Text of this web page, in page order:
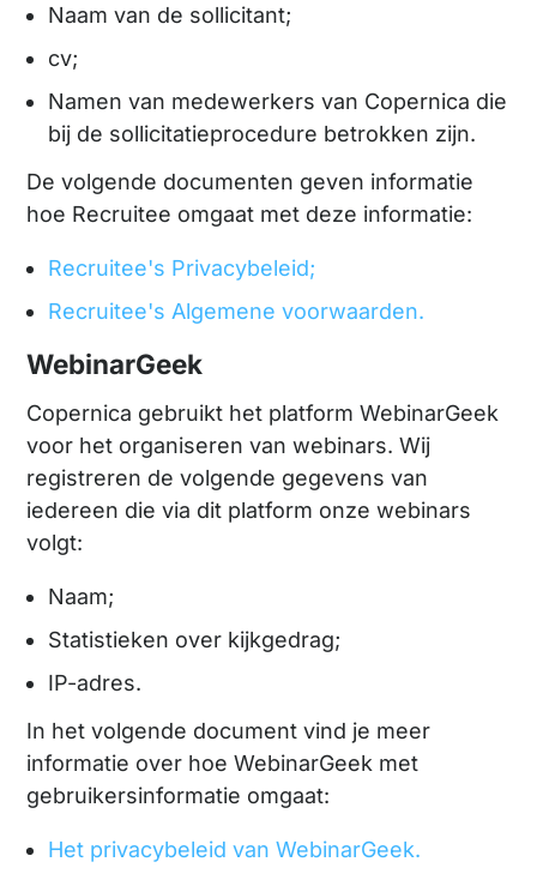
Naam van de sollicitant;
cv;
Namen van medewerkers van Copernica die
bij de sollicitatieprocedure betrokken zijn.
De volgende documenten geven informatie
hoe Recruitee omgaat met deze informatie:
Recruitee's Privacybeleid;
Recruitee's Algemene voorwaarden.
WebinarGeek
Copernica gebruikt het platform WebinarGeek
voor het organiseren van webinars. Wij
registreren de volgende gegevens van
iedereen die via dit platform onze webinars
volgt:
Naam;
Statistieken over kijkgedrag;
IP-adres.
In het volgende document vind je meer
informatie over hoe WebinarGeek met
gebruikersinformatie omgaat:
Het privacybeleid van WebinarGeek.